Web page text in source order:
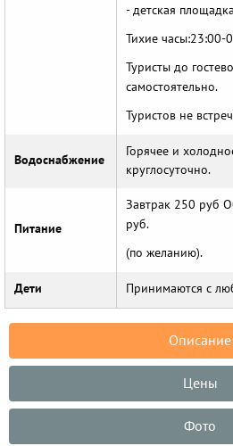
- детская площадка
Тихие часы:23:00-
Туристы до
самостоятельно.
Туристов не
Водоснабжение
Горячее и
круглосуточно.
Питание
Завтрак 250 руб
руб.
(по желанию).
Дети Принимаются с
Описание
Цены
Фото